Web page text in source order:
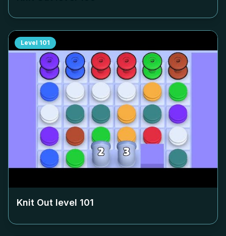
Level 101
Knit Out level 101